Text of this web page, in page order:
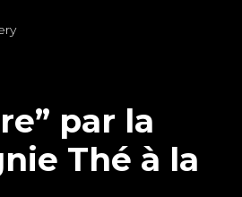
par la
Thé à la